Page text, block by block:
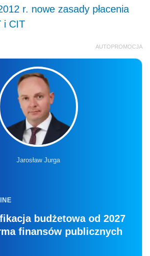
r. nowe zasady płacenia
i CIT
AUTOPROMOCJA
Jarosław Jurga
budżetowa od 2027
finansów publicznych